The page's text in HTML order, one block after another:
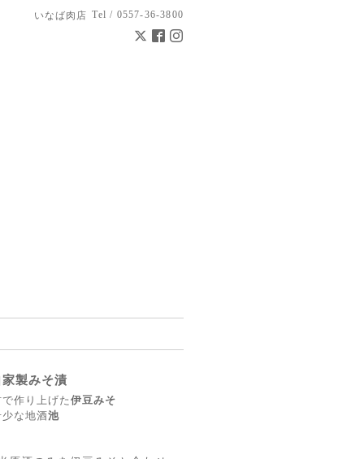
いなば肉店 Tel / 0557-36-3800
製みそ漬
作り上げた伊豆みそ
な地酒池